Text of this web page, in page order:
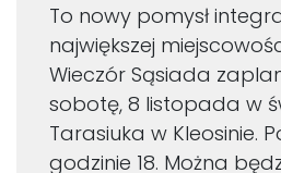
To nowy pomysł
największej
Wieczór Sąsiada
sobotę, 8 listopada w
Tarasiuka w Kleosinie.
godzinie 18. Można